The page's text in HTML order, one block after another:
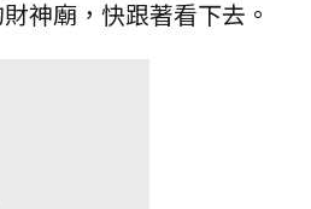
神廟，快跟著看下去。